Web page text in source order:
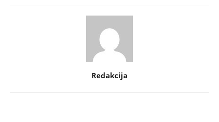
Redakcija